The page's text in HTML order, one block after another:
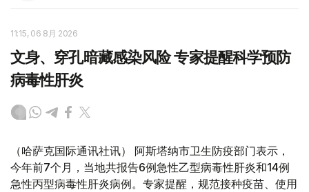
11:15, 06 8月 2026
文身、穿孔暗藏感染风险 专家提醒科学预防
病毒性肝炎
（哈萨克国际通讯社讯） 阿斯塔纳市卫生防疫部门表示，
今年前7个月，当地共报告6例急性乙型病毒性肝炎和14例
急性丙型病毒性肝炎病例。专家提醒，规范接种疫苗、使用